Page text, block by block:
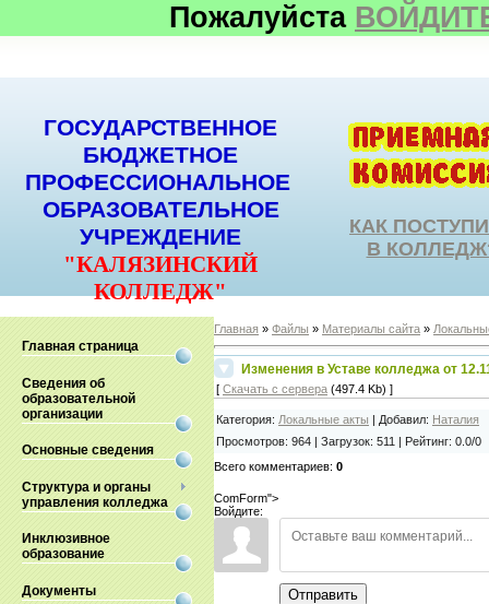
Пожалуйста
ГОСУДАРСТВЕННОЕ
БЮДЖЕТНОЕ
ПРОФЕССИОНАЛЬНОЕ
ОБРАЗОВАТЕЛЬНОЕ
УЧРЕЖДЕНИЕ
"КАЛЯЗИНСКИЙ
КОЛЛЕДЖ"
КАК
В
Главная страница
Сведения об
образовательной
организации
Основные сведения
Структура и органы
управления колледжа
Инклюзивное
образование
Документы
Главная » Файлы » Материалы сайта »
Изменения в Уставе колледжа от
[ Скачать с сервера (497.4 Kb) ]
Категория: Локальные акты | Добавил: Наталия
Просмотров: 964 | Загрузок: 511 | Рейтинг: 0.0/0
Всего комментариев: 0
ComForm">
Войдите:
Отправить